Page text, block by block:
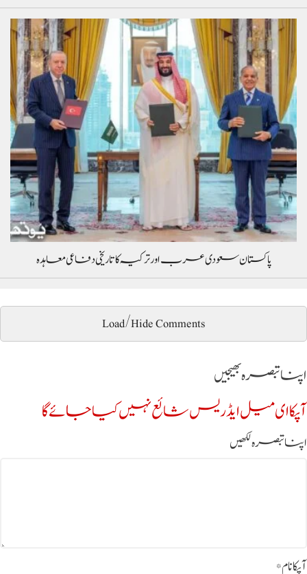
پاکستان سعودی عرب اور ترکیہ کا تاریخی دفاعی معاہدہ
Load/Hide Comments
اپنا تبصرہ بھیجیں
آپکا ای میل ایڈریس شائع نہیں کیا جائے گا
اپنا تبصرہ لکھیں
آپکا نام*